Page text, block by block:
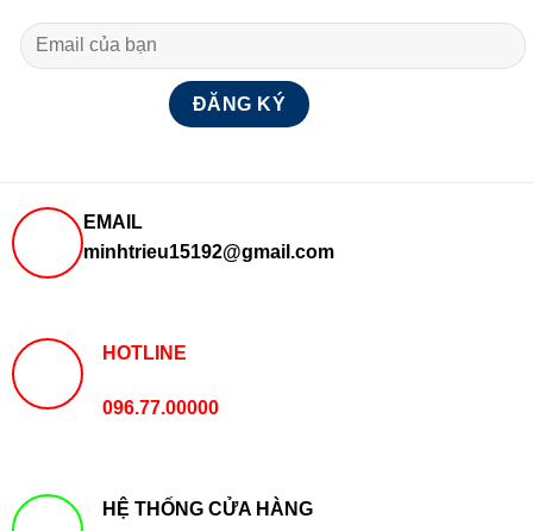
EMAIL
minhtrieu15192@gmail.com
HOTLINE
096.77.00000
HỆ THỐNG CỬA HÀNG